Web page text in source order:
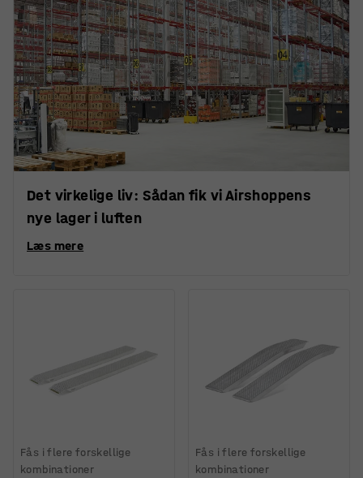
Det virkelige liv: Sådan fik vi Airshoppens
nye lager i luften
Læs mere
Fås i flere forskellige
kombinationer
Fås i flere forskellige
kombinationer